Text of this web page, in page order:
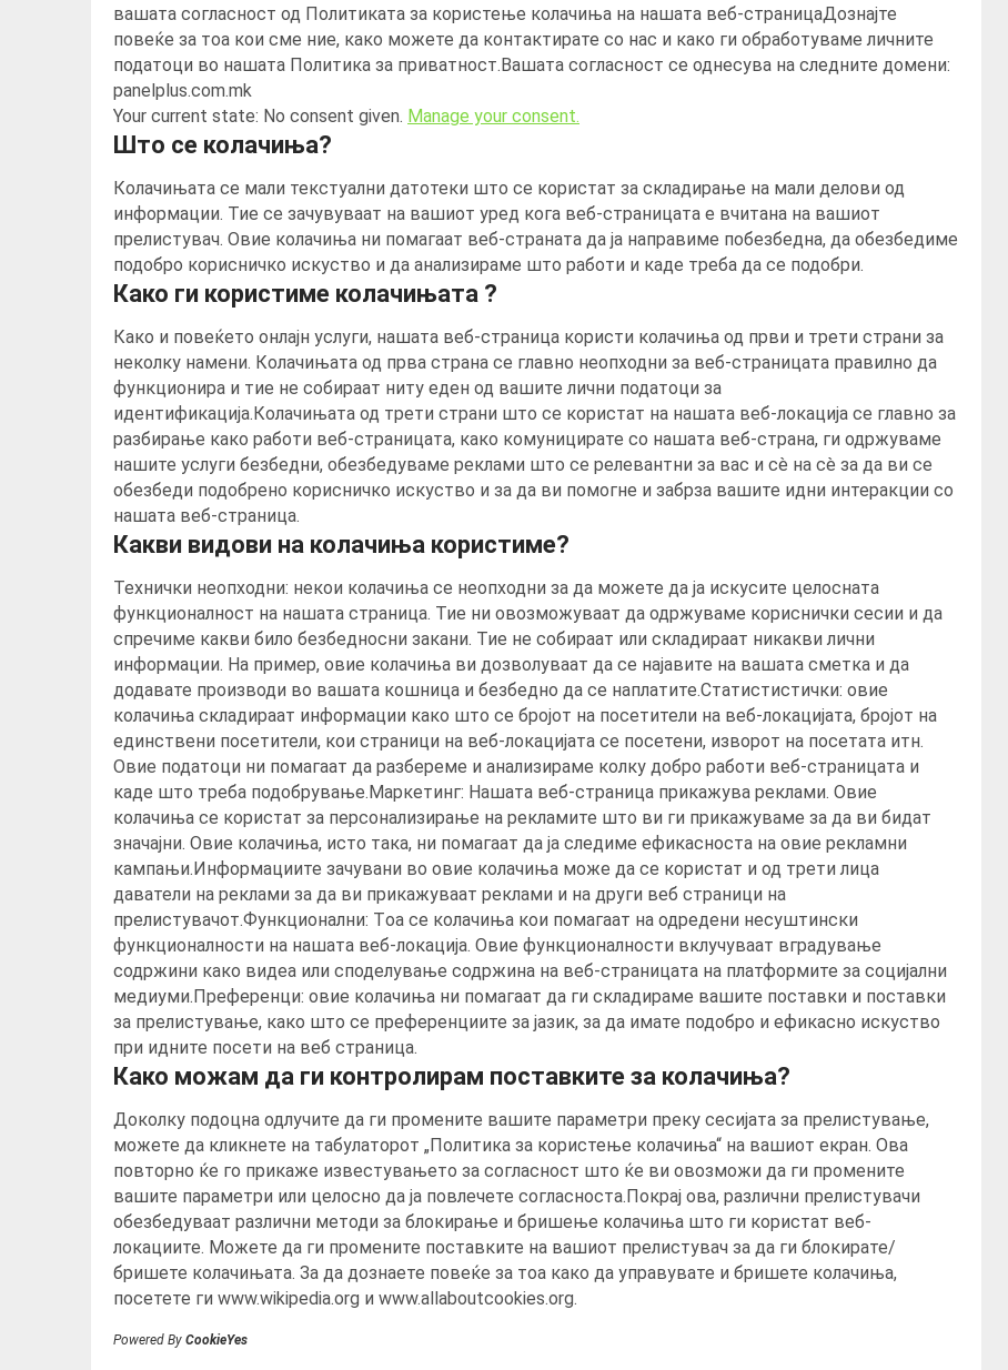
вашата согласност од Политиката за користење колачиња на нашата веб-страницаДознајте
повеќе за тоа кои сме ние, како можете да контактирате со нас и како ги обработуваме личните
податоци во нашата Политика за приватност.Вашата согласност се однесува на следните домени:
panelplus.com.mk
Your current state: No consent given. Manage your consent.
Што се колачиња?
Колачињата се мали текстуални датотеки што се користат за складирање на мали делови од
информации. Тие се зачувуваат на вашиот уред кога веб-страницата е вчитана на вашиот
прелистувач. Овие колачиња ни помагаат веб-страната да ја направиме побезбедна, да обезбедиме
подобро корисничко искуство и да анализираме што работи и каде треба да се подобри.
Како ги користиме колачињата ?
Како и повеќето онлајн услуги, нашата веб-страница користи колачиња од први и трети страни за
неколку намени. Колачињата од прва страна се главно неопходни за веб-страницата правилно да
функционира и тие не собираат ниту еден од вашите лични податоци за
идентификација.Колачињата од трети страни што се користат на нашата веб-локација се главно за
разбирање како работи веб-страницата, како комуницирате со нашата веб-страна, ги одржуваме
нашите услуги безбедни, обезбедуваме реклами што се релевантни за вас и сè на сè за да ви се
обезбеди подобрено корисничко искуство и за да ви помогне и забрза вашите идни интеракции со
нашата веб-страница.
Какви видови на колачиња користиме?
Технички неопходни: некои колачиња се неопходни за да можете да ја искусите целосната
функционалност на нашата страница. Тие ни овозможуваат да одржуваме кориснички сесии и да
спречиме какви било безбедносни закани. Тие не собираат или складираат никакви лични
информации. На пример, овие колачиња ви дозволуваат да се најавите на вашата сметка и да
додавате производи во вашата кошница и безбедно да се наплатите.Статистистички: овие
колачиња складираат информации како што се бројот на посетители на веб-локацијата, бројот на
единствени посетители, кои страници на веб-локацијата се посетени, изворот на посетата итн.
Овие податоци ни помагаат да разбереме и анализираме колку добро работи веб-страницата и
каде што треба подобрување.Маркетинг: Нашата веб-страница прикажува реклами. Овие
колачиња се користат за персонализирање на рекламите што ви ги прикажуваме за да ви бидат
значајни. Овие колачиња, исто така, ни помагаат да ја следиме ефикасноста на овие рекламни
кампањи.Информациите зачувани во овие колачиња може да се користат и од трети лица
даватели на реклами за да ви прикажуваат реклами и на други веб страници на
прелистувачот.Функционални: Tоа се колачиња кои помагаат на одредени несуштински
функционалности на нашата веб-локација. Овие функционалности вклучуваат вградување
содржини како видеа или споделување содржина на веб-страницата на платформите за социјални
медиуми.Преференци: овие колачиња ни помагаат да ги складираме вашите поставки и поставки
за прелистување, како што се преференциите за јазик, за да имате подобро и ефикасно искуство
при идните посети на веб страница.
Како можам да ги контролирам поставките за колачиња?
Доколку подоцна одлучите да ги промените вашите параметри преку сесијата за прелистување,
можете да кликнете на табулаторот „Политика за користење колачиња“ на вашиот екран. Ова
повторно ќе го прикаже известувањето за согласност што ќе ви овозможи да ги промените
вашите параметри или целосно да ја повлечете согласноста.Покрај ова, различни прелистувачи
обезбедуваат различни методи за блокирање и бришење колачиња што ги користат веб-
локациите. Можете да ги промените поставките на вашиот прелистувач за да ги блокирате/
бришете колачињата. За да дознаете повеќе за тоа како да управувате и бришете колачиња,
посетете ги www.wikipedia.org и www.allaboutcookies.org.
Powered By CookieYes